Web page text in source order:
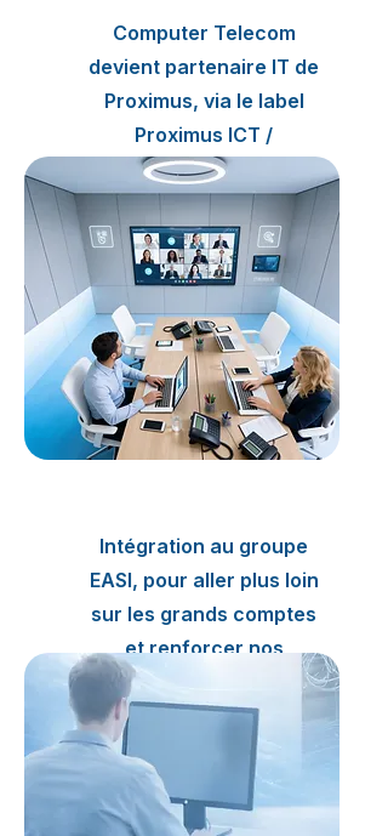
Computer Telecom
devient partenaire IT de
Proximus, via le label
Proximus ICT /
ClearMedia
Intégration au groupe
EASI, pour aller plus loin
sur les grands comptes
et renforcer nos
pratiques en IT.